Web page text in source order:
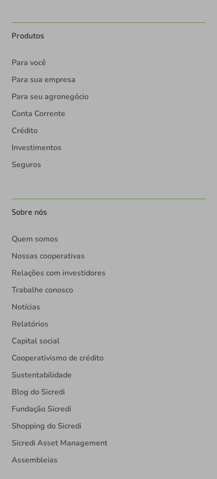
Produtos
Para você
Para sua empresa
Para seu agronegócio
Conta Corrente
Crédito
Investimentos
Seguros
Sobre nós
Quem somos
Nossas cooperativas
Relações com investidores
Trabalhe conosco
Notícias
Relatórios
Capital social
Cooperativismo de crédito
Sustentabilidade
Blog do Sicredi
Fundação Sicredi
Shopping do Sicredi
Sicredi Asset Management
Assembleias